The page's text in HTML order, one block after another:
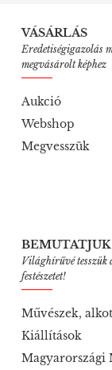
VÁSÁRLÁS
Eredetiségigazolás
megvásárolt képhez
Aukció
Webshop
Megvesszük
BEMUTATJUK
Világhírűvé tesszük
festészetet!
Művészek,
Kiállítások
Magyarországi